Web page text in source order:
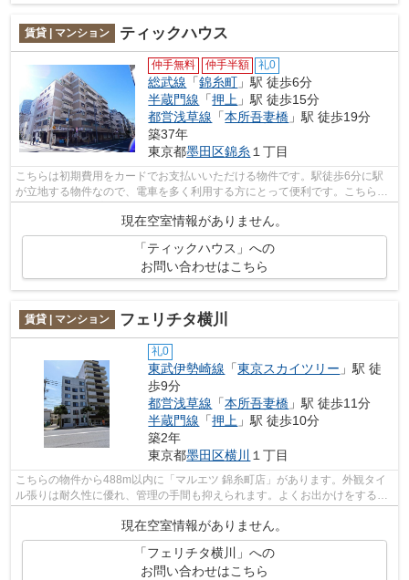
賃貸 | マンション ティックハウス
仲手無料 仲手半額 礼0
総武線 「錦糸町 」駅 徒歩6分
半蔵門線 「押上 」駅 徒歩15分
都営浅草線 「本所吾妻橋 」駅 徒歩19分
築37年
東京都墨田区錦糸 １丁目
こちらは初期費用をカードでお支払いいただける物件です。駅徒歩6分に駅
が立地する物件なので、電車を多く利用する方にとって便利です。こちらは
マンションタイプになります。2駅利用...
現在空室情報がありません。
「ティックハウス」への
お問い合わせはこちら
賃貸 | マンション フェリチタ横川
礼0
東武伊勢崎線 「東京スカイツリー 」駅 徒
歩9分
都営浅草線 「本所吾妻橋 」駅 徒歩11分
半蔵門線 「押上 」駅 徒歩10分
築2年
東京都墨田区横川 １丁目
こちらの物件から488m以内に「マルエツ 錦糸町店」があります。外観タイ
ル張りは耐久性に優れ、管理の手間も抑えられます。よくお出かけをする方
現在空室情報がありません。
「フェリチタ横川」への
お問い合わせはこちら